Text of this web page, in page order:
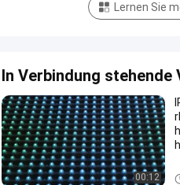
Lernen Sie
In Verbindung stehende
00:12